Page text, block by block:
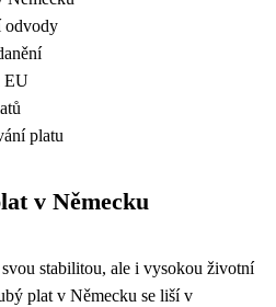
odvody
EU
platu
v Německu
stabilitou, ale i vysokou životní
plat v Německu se liší v